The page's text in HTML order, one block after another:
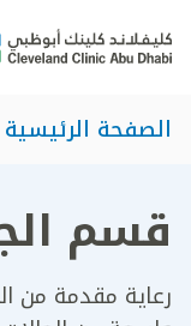
الصفحة الرئيسية
قسم
رعاية مقدمة من